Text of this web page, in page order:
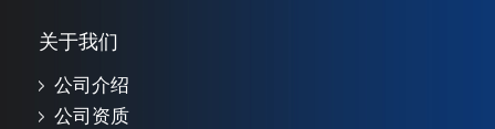
关于我们
公司介绍
公司资质